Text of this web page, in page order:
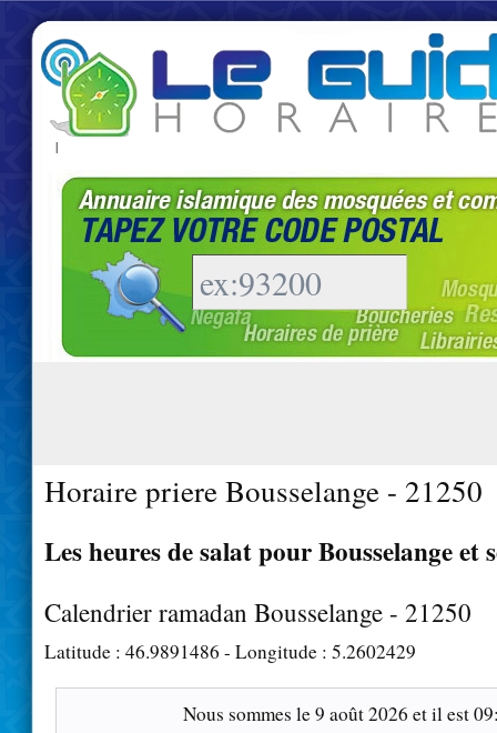
|
Horaire priere Bousselange - 21250
Les heures de salat pour Bousselange et
Calendrier ramadan Bousselange - 21250
Latitude : 46.9891486 - Longitude : 5.2602429
Nous sommes le9 août 2026 et il est